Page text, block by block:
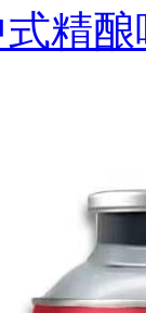
精酿